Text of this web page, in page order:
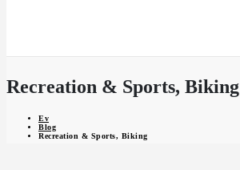
Recreation & Sports, Biking
Ev
Blog
Recreation & Sports, Biking